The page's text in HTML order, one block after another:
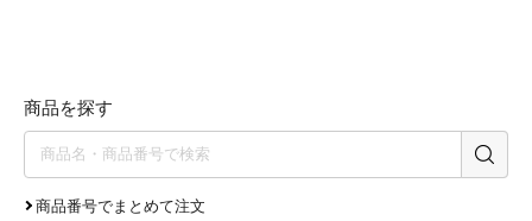
商品を探す
商品番号でまとめて注文